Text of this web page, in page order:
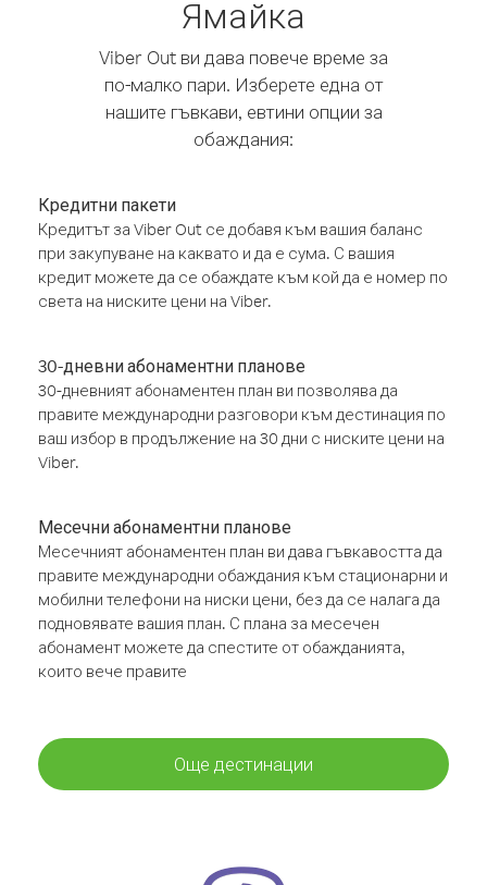
Ямайка
Viber Out ви дава повече време за
по-малко пари. Изберете една от
нашите гъвкави, евтини опции за
обаждания:
Кредитни пакети
Кредитът за Viber Out се добавя към вашия баланс
при закупуване на каквато и да е сума. С вашия
кредит можете да се обаждате към кой да е номер по
света на ниските цени на Viber.
30-дневни абонаментни планове
30-дневният абонаментен план ви позволява да
правите международни разговори към дестинация по
ваш избор в продължение на 30 дни с ниските цени на
Viber.
Месечни абонаментни планове
Месечният абонаментен план ви дава гъвкавостта да
правите международни обаждания към стационарни и
мобилни телефони на ниски цени, без да се налага да
подновявате вашия план. С плана за месечен
абонамент можете да спестите от обажданията,
които вече правите
Още дестинации